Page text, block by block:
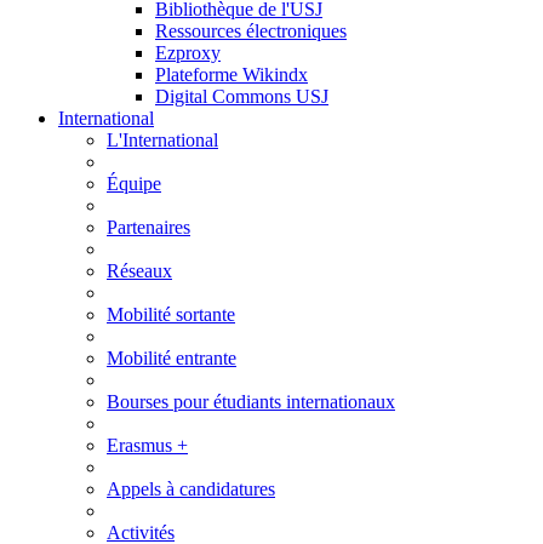
Bibliothèque de l'USJ
Ressources électroniques
Ezproxy
Plateforme Wikindx
Digital Commons USJ
International
L'International
Équipe
Partenaires
Réseaux
Mobilité sortante
Mobilité entrante
Bourses pour étudiants internationaux
Erasmus +
Appels à candidatures
Activités